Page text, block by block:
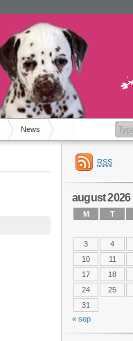
News
RSS
august 2026
M T
3
4
10
11
17
18
24
25
31
« sep